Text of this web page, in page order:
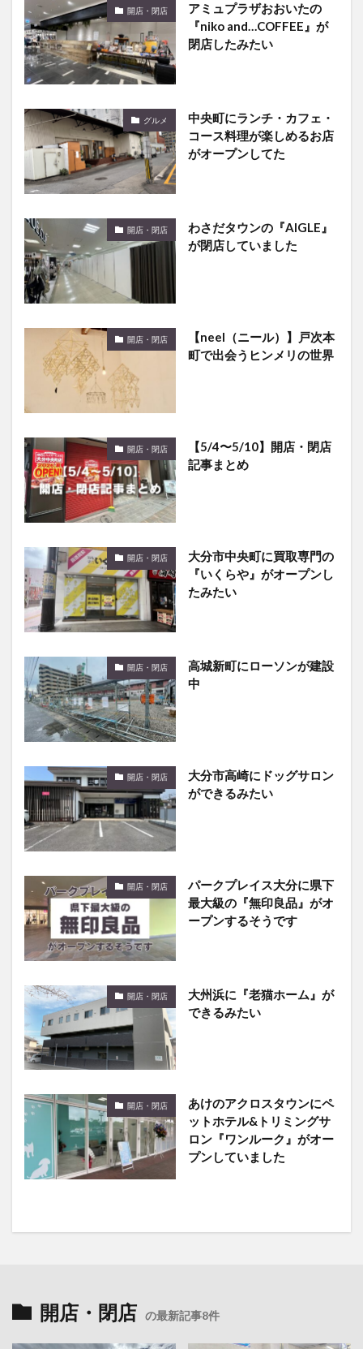
開店・閉店
アミュプラザおおいたの
『niko and…COFFEE』が
閉店したみたい
グルメ
中央町にランチ・カフェ・
コース料理が楽しめるお店
がオープンしてた
開店・閉店
わさだタウンの『AIGLE』
が閉店していました
開店・閉店
【neel（ニール）】戸次本
町で出会うヒンメリの世界
開店・閉店
【5/4〜5/10】開店・閉店
記事まとめ
開店・閉店
大分市中央町に買取専門の
『いくらや』がオープンし
たみたい
開店・閉店
高城新町にローソンが建設
中
開店・閉店
大分市高崎にドッグサロン
ができるみたい
開店・閉店
パークプレイス大分に県下
最大級の『無印良品』がオ
ープンするそうです
開店・閉店
大州浜に『老猫ホーム』が
できるみたい
開店・閉店
あけのアクロスタウンにペ
ットホテル&トリミングサ
ロン『ワンルーク』がオー
プンしていました
開店・閉店 の最新記事8件